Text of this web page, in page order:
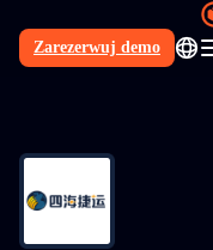
Zarezerwuj demo
PL